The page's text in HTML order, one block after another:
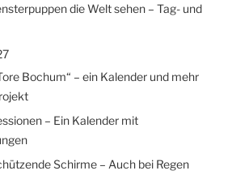
die Welt sehen – Tag- und
Bochum“ – ein Kalender und mehr
– Ein Kalender mit
Schirme – Auch bei Regen